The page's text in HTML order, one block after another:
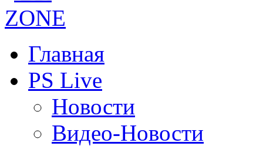
Главная
PS Live
Новости
Видео-Новости